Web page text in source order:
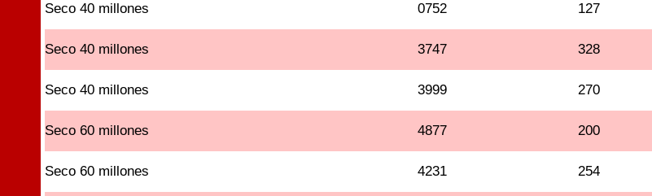
Seco 40 millones 0752 127
Seco 40 millones 3747 328
Seco 40 millones 3999 270
Seco 60 millones 4877 200
Seco 60 millones 4231 254